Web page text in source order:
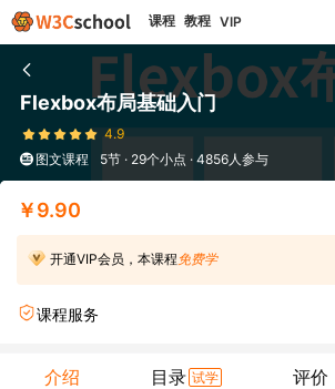
课程 教程 VIP
Flexbox布局基础入门
4.9
图文课程
5节 · 29个小点 · 4856人参与
￥9.90
开通VIP会员，本课程 免费学
课程服务
介绍 目录 试学 评价